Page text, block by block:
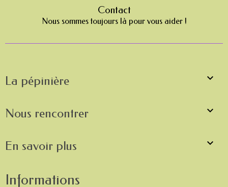
Contact
Nous sommes toujours là pour vous aider !
La pépinière 
Nous rencontrer 
En savoir plus 
Informations